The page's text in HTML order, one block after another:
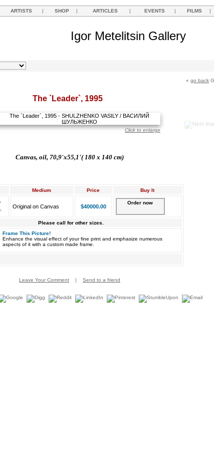
ARTISTS | SHOP | ARTICLES | EVENTS | FILMS |
Igor Metelitsin Gallery
« go back
The `Leader`, 1995
Click to enlarge
Canvas, oil, 70,9'x55,1'( 180 x 140 cm)
Medium Price Buy It
Original on Canvas $40000.00
Order now
Please call for other sizes.
Frame This Picture!
Enhance the visual effect of your fine print and emphasize numerous
aspects of it with a custom made frame.
Leave Your Comment | Send to a friend